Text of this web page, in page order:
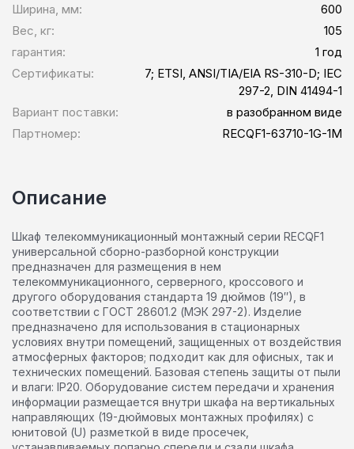
Ширина, мм:
600
Вес, кг:
105
гарантия:
1 год
Сертификаты:
7; ETSI, ANSI/TIA/EIA RS-310-D; IEC
297-2, DIN 41494-1
Вариант поставки:
в разобранном виде
Партномер:
RECQF1-63710-1G-1M
Описание
Шкаф телекоммуникационный монтажный серии RECQF1
универсальной сборно-разборной конструкции
предназначен для размещения в нем
телекоммуникационного, серверного, кроссового и
другого оборудования стандарта 19 дюймов (19″), в
соответствии с ГОСТ 28601.2 (МЭК 297-2). Изделие
предназначено для использования в стационарных
условиях внутри помещений, защищенных от воздействия
атмосферных факторов; подходит как для офисных, так и
технических помещений. Базовая степень защиты от пыли
и влаги: IP20. Оборудование систем передачи и хранения
информации размещается внутри шкафа на вертикальных
направляющих (19-дюймовых монтажных профилях) с
юнитовой (U) разметкой в виде просечек,